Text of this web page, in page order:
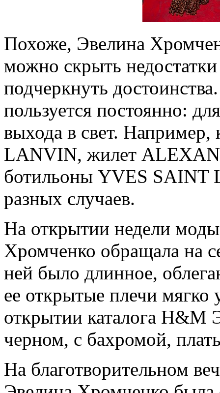
Похоже, Эвелина
можно скрыть
подчеркнуть
пользуется постоянно:
выхода в свет. Например,
LANVIN, жилет
ботильоны YVES SAINT
разных случаев.
На открытии недели
Хромченко обращала на
ней было длинное,
ее открытые плечи мягко
открытии каталога H&M
черном, с бахромой,
На благотворительном